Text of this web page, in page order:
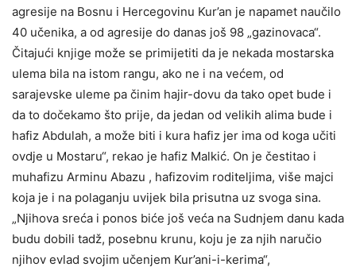
agresije na Bosnu i Hercegovinu Kur’an je napamet naučilo
40 učenika, a od agresije do danas još 98 „gazinovaca“.
Čitajući knjige može se primijetiti da je nekada mostarska
ulema bila na istom rangu, ako ne i na većem, od
sarajevske uleme pa činim hajir-dovu da tako opet bude i
da to dočekamo što prije, da jedan od velikih alima bude i
hafiz Abdulah, a može biti i kura hafiz jer ima od koga učiti
ovdje u Mostaru“, rekao je hafiz Malkić. On je čestitao i
muhafizu Arminu Abazu , hafizovim roditeljima, više majci
koja je i na polaganju uvijek bila prisutna uz svoga sina.
„Njihova sreća i ponos biće još veća na Sudnjem danu kada
budu dobili tadž, posebnu krunu, koju je za njih naručio
njihov evlad svojim učenjem Kur’ani-i-kerima“,